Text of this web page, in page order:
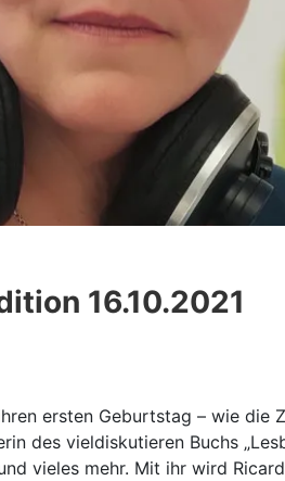
16.10.2021
ersten Geburtstag – wie die
des vieldiskutieren Buchs
vieles mehr. Mit ihr wird